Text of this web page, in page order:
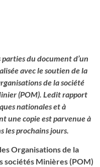
du document d’un
avec le soutien de la
de la société
(POM). Ledit rapport
nationales et à
une copie est parvenue à
les prochains jours.
Organisations de la
sociétés Minières (POM)